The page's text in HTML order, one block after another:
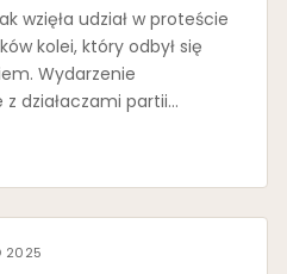
wzięła udział w proteście
kolei, który odbył się
Wydarzenie
działaczami partii…
2025